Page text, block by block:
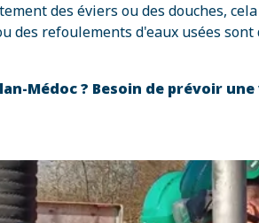
des éviers ou des douches,
des refoulements d'eaux usées
Médoc ? Besoin de prévoir